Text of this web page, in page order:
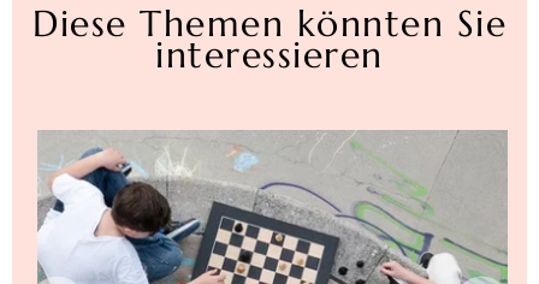
Diese Themen könnten Sie
interessieren